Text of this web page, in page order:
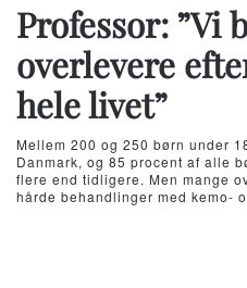
Professor: ”Vi
overlevere
hele livet”
Mellem 200 og 250 børn under
Danmark, og 85 procent af alle
flere end tidligere. Men mange
hårde behandlinger med kemo-